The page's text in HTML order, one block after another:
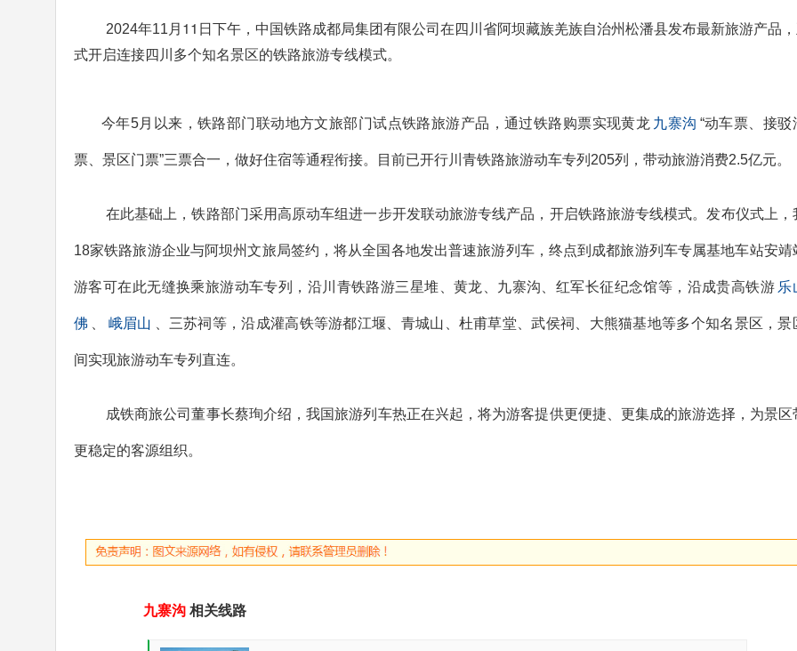
2024年11月 11日下午，中国铁路成都局集团有限公司在四川省阿坝藏族羌族自治州松潘县发布最新旅游产品
式开启连接四川多个知名景区的铁路旅游专线模式。
今年5月以来，铁路部门联动地方文旅部门试点铁路旅游产品，通过铁路购票实现黄龙 九寨沟 “动车票、接驳
票、景区门票”三票合一，做好住宿等通程衔接。目前已开行川青铁路旅游动车专列205列，带动旅游消费2.5亿元。
在此基础上，铁路部门采用高原动车组进一步开发联动旅游专线产品，开启铁路旅游专线模式。发布仪式上，
18家铁路旅游企业与阿坝州文旅局签约，将从全国各地发出普速旅游列车，终点到成都旅游列车专属基地车站安靖
游客可在此无缝换乘旅游动车专列，沿川青铁路游三星堆、黄龙、九寨沟、红军长征纪念馆等，沿成贵高铁游 乐
佛 峨眉山 、三苏祠等，沿成灌高铁等游都江堰、青城山、杜甫草堂、武侯祠、大熊猫基地等多个知名景区，景
间实现旅游动车专列直连。
成铁商旅公司董事长蔡珣介绍，我国旅游列车热正在兴起，将为游客提供更便捷、更集成的旅游选择，为景区
更稳定的客源组织。
九寨沟 相关线路